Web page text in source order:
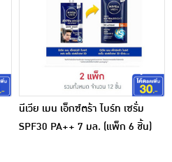
นีเวีย เมน เอ็กซ์ตร้า ไบร์ท เซรั่ม
SPF30 PA++ 7 มล. (แพ็ก 6 ชิ้น)